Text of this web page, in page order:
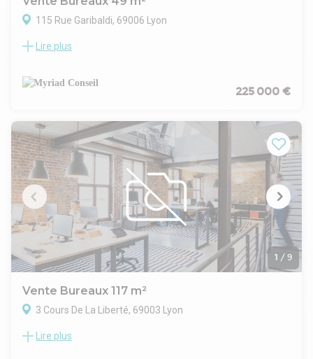
Revêtement de sol moquette en dalles plombantes 50 x 50
cm pour les Bureaux
Charges d'exploitation Bureaux (plancher courant) : 350
kg/m²
terminales situées au plafond
Type ventilo-convecteur gainable, à raison d'un ventilo-
Surface RDC : 483 m²
115 Rue Garibaldi, 69006 Lyon
ORPI PRO vous propose à la vente un local professionnel de
N'hésitez pas à nous contacter pour plus d'informations.
Lire plus
225 000 €
1 / 9
Vente Bureaux 117 m²
3 Cours De La Liberté, 69003 Lyon
City Real Estate vous propose à la vente des bureaux de
Lire plus